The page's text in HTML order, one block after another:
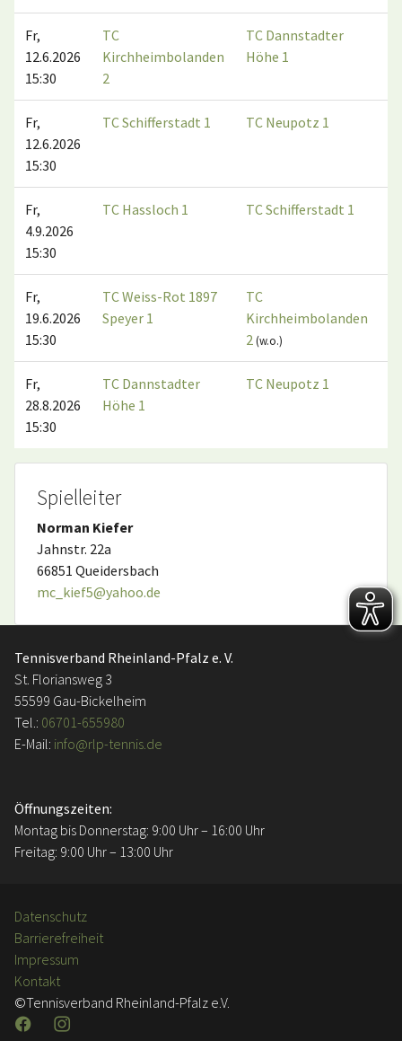
Fr,
12.6.2026
15:30
TC
Kirchheimbolanden
2
TC Dannstadter
Höhe 1
Fr,
12.6.2026
15:30
TC Schifferstadt 1 TC Neupotz 1
Fr,
4.9.2026
15:30
TC Hassloch 1 TC Schifferstadt 1
Fr,
19.6.2026
15:30
TC Weiss-Rot 1897
Speyer 1
TC
Kirchheimbolanden
2(w.o.)
Fr,
28.8.2026
15:30
TC Dannstadter
Höhe 1
TC Neupotz 1
Spielleiter
Norman Kiefer
Jahnstr. 22a
66851 Queidersbach
mc_kief5@yahoo.de
Tennisverband Rheinland-Pfalz e. V.
St. Floriansweg 3
55599 Gau-Bickelheim
Tel.: 06701-655980
E-Mail: info@rlp-tennis.de
Öffnungszeiten:
Montag bis Donnerstag: 9:00 Uhr – 16:00 Uhr
Freitag: 9:00 Uhr – 13:00 Uhr
Datenschutz
Barrierefreiheit
Impressum
Kontakt
©Tennisverband Rheinland-Pfalz e.V.